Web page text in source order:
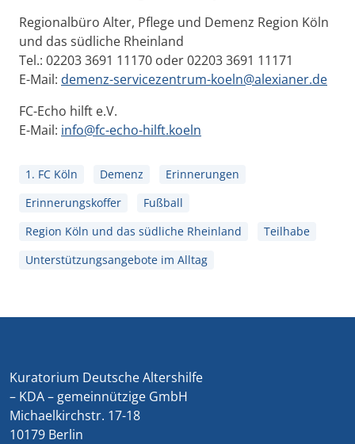
Regionalbüro Alter, Pflege und Demenz Region Köln
und das südliche Rheinland
Tel.: 02203 3691 11170 oder 02203 3691 11171
E-Mail: demenz-servicezentrum-koeln@alexianer.de
FC-Echo hilft e.V.
E-Mail: info@fc-echo-hilft.koeln
1. FC Köln Demenz
Erinnerungen
Erinnerungskoffer
Fußball
Region Köln und das südliche Rheinland
Teilhabe
Unterstützungsangebote im Alltag
Kuratorium Deutsche Altershilfe
– KDA – gemeinnützige GmbH
Michaelkirchstr. 17-18
10179 Berlin